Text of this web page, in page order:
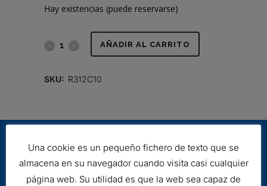
Hay existencias (puede reservarse)
FILTRO AÑADIR AL CARRITO
SKU: R312C10
Una cookie es un pequeño fichero de texto que se
almacena en su navegador cuando visita casi cualquier
página web. Su utilidad es que la web sea capaz de